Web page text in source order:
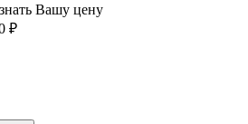
Вашу цену
₽